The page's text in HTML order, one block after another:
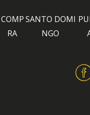
COMP
RA
SANTO DOMI
NGO